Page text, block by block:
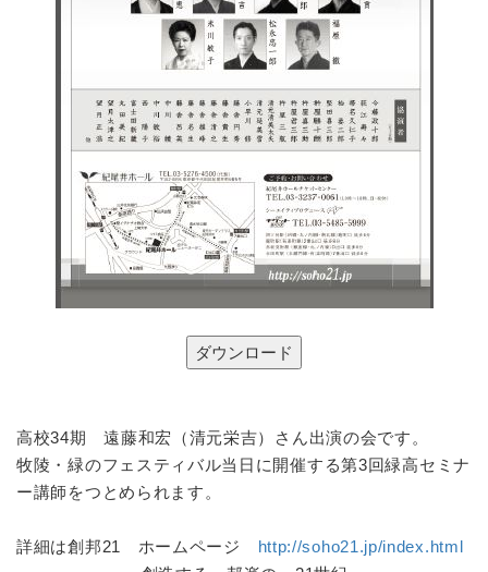
高校34期 遠藤和宏（清元栄吉）さん出演の会です。
牧陵・緑のフェスティバル当日に開催する第3回緑高セミナ
ー講師をつとめられます。
詳細は創邦21 ホームページ http://soho21.jp/index.html